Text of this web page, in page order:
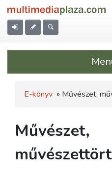
E-könyv » Művészet,
Művészet,